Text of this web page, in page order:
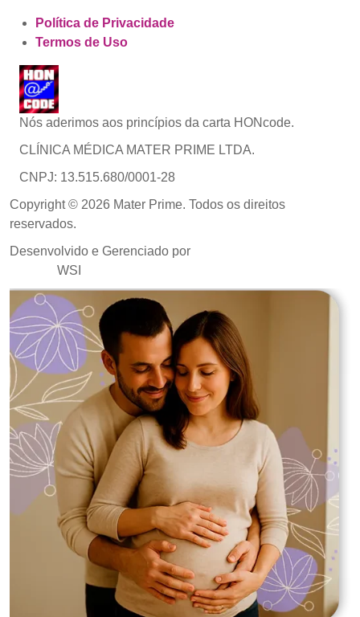
Política de Privacidade
Termos de Uso
Nós aderimos aos princípios da carta HONcode.
CLÍNICA MÉDICA MATER PRIME LTDA.
CNPJ: 13.515.680/0001-28
Copyright © 2026 Mater Prime. Todos os direitos
reservados.
Desenvolvido e Gerenciado por
WSI